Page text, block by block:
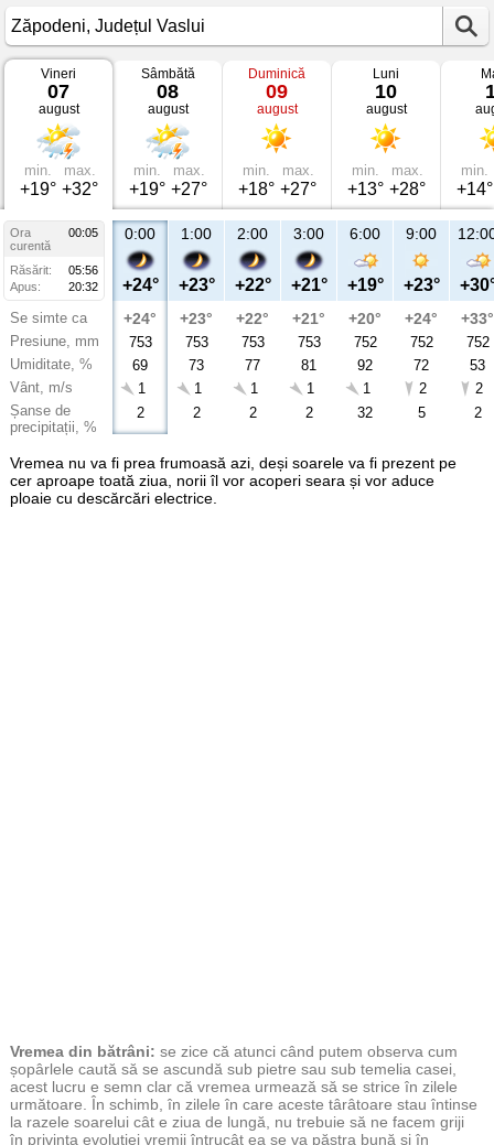
Vremea
Zăpodeni
Județul
Vaslui
Vineri
07
august
min.
+19°
max.
+32°
Sâmbătă
08
august
min.
+19°
max.
+27°
Duminică
09
august
min.
+18°
max.
+27°
Luni
10
august
min.
+13°
max.
+28°
min.
+14°
Ora
00:05
curentă
Răsărit:
05:56
Apus:
20:32
Se simte ca
Presiune, mm
Umiditate, %
Vânt, m/s
Șanse de
precipitații, %
0:00
+24°
+24°
753
69
1
2
1:00
+23°
+23°
753
73
1
2
2:00
+22°
+22°
753
77
1
2
3:00
+21°
+21°
753
81
1
2
6:00
+19°
+20°
752
92
1
32
9:00
+23°
+24°
752
72
2
5
+33°
752
53
2
2
Vremea nu va fi prea frumoasă azi, deși soarele va fi prezent pe
cer aproape toată ziua, norii îl vor acoperi seara și vor aduce
ploaie cu descărcări electrice.
Vremea din bătrâni: se zice că atunci când putem observa cum
șopârlele caută să se ascundă sub pietre sau sub temelia casei,
acest lucru e semn clar că vremea urmează să se strice în zilele
următoare. În schimb, în zilele în care aceste târâtoare stau întinse
la razele soarelui cât e ziua de lungă, nu trebuie să ne facem griji
în privința evoluției vremii întrucât ea se va păstra bună și în